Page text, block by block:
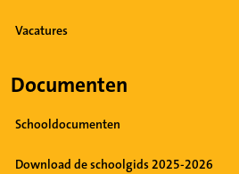
Vacatures
Documenten
Schooldocumenten
Download de schoolgids 2025-2026